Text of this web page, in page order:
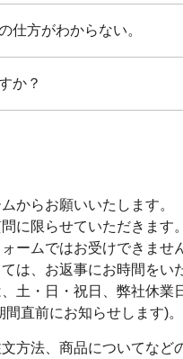
仕方がわからない。
か？
からお願いいたします。
に限らせていただきます
ームではお受けできませ
は、お返事にお時間をい
土・日・祝日、弊社休業
直前にお知らせします)。
方法、商品についてなど